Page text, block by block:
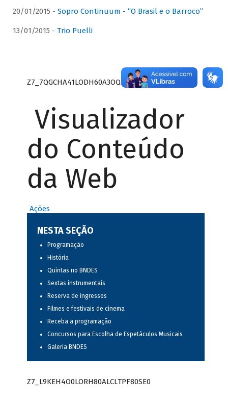
20/01/2015 - Sopro Continuum - “O Brasil e o Barroco”
13/01/2015 - Trio Puelli
Z7_7QGCHA41LODH60A3OQA8RN1415
Visualizador
do Conteúdo
da Web
Ações
NESTA SEÇÃO
Programação
História
Quintas no BNDES
Sextas instrumentais
Reserva de ingressos
Filmes e festivais de cinema
Receba a programação
Concursos para Escolha de Espetáculos Musicais
Galeria BNDES
Z7_L9KEH4O0LORH80ALCLTPF80SE0